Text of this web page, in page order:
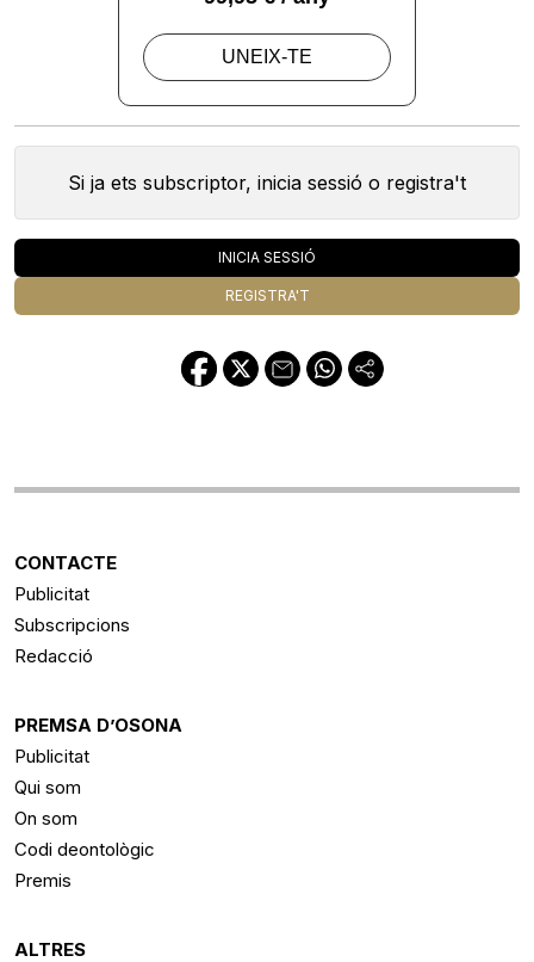
Si ja ets subscriptor, inicia sessió o registra't
INICIA SESSIÓ
REGISTRA'T
CONTACTE
Publicitat
Subscripcions
Redacció
PREMSA D’OSONA
Publicitat
Qui som
On som
Codi deontològic
Premis
ALTRES